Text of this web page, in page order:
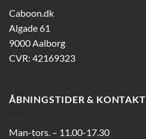
Caboon.dk
Algade 61
9000 Aalborg
CVR: 42169323
ÅBNINGSTIDER & KONTAKT
Man-tors. – 11.00-17.30